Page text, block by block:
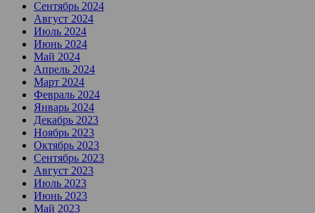
Сентябрь 2024
Август 2024
Июль 2024
Июнь 2024
Май 2024
Апрель 2024
Март 2024
Февраль 2024
Январь 2024
Декабрь 2023
Ноябрь 2023
Октябрь 2023
Сентябрь 2023
Август 2023
Июль 2023
Июнь 2023
Май 2023